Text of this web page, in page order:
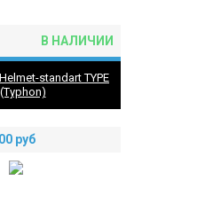
В НАЛИЧИИ
standart TYPE
(Typhon)
руб